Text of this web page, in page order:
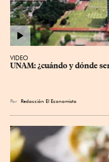
VIDEO
UNAM: ¿cuándo y dónde
Por Redacción El Economista